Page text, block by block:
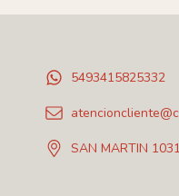
5493415825332
SAN MARTIN